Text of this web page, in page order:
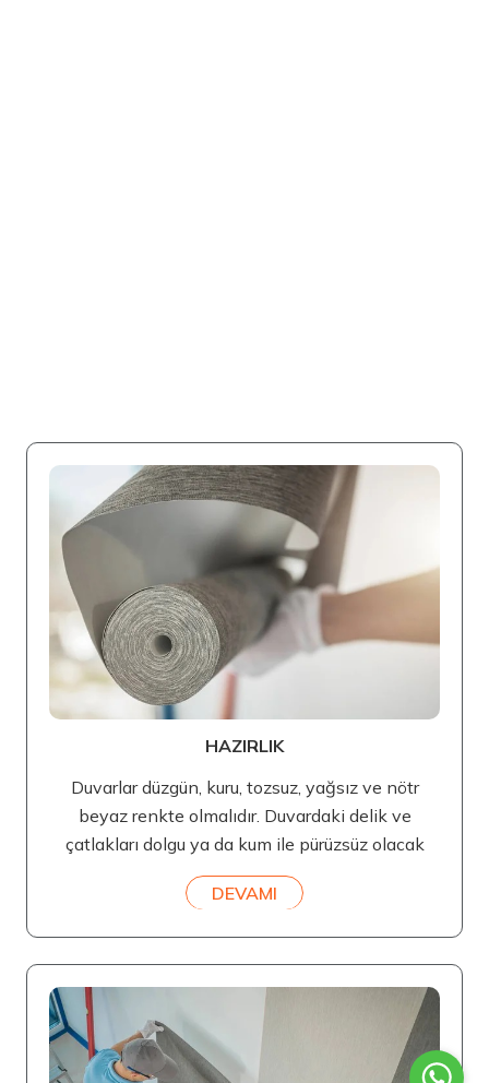
HAZIRLIK
Duvarlar düzgün, kuru, tozsuz, yağsız ve nötr
beyaz renkte olmalıdır. Duvardaki delik ve
çatlakları dolgu ya da kum ile pürüzsüz olacak
DEVAMI